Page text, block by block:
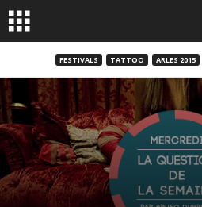
FESTIVALS TATTOO ARLES 2015